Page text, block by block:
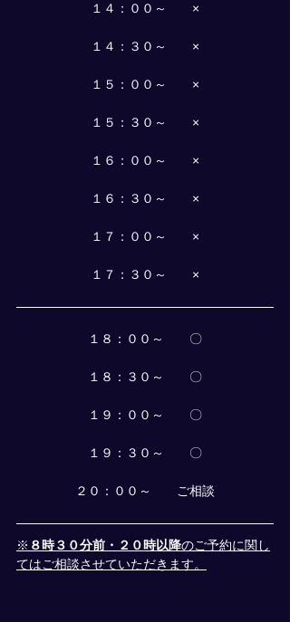
１４：００～　　×
１４：３０～　　×
１５：００～　　×
１５：３０～　　×
１６：００～　　×
１６：３０～　　×
１７：００～　　×
１７：３０～　　×
１８：００～　　〇
１８：３０～　　〇
１９：００～　　〇
１９：３０～　　〇
２０：００～　　ご相談
※ ８時３０分前・２０時以降のご予約に関し
てはご相談させていただきます。